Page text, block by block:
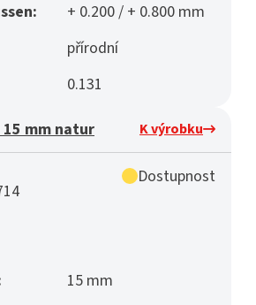
+ 0.200 / + 0.800 mm
přírodní
0.131
15 mm natur K výrobku
Dostupnost
15 mm